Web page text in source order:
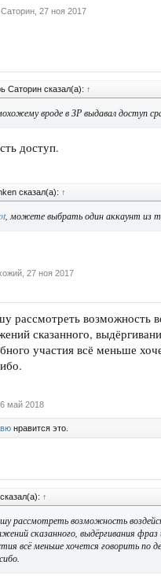
Саторин 27 ноя 2017
Саторин сказал(а): ↑
вроде в ЗР выдавал доступ
доступ.
сказал(а): ↑
, можете выбрать один аккаунт из
27 ноя 2017
рассмотреть возможность
сказанного,
участия всё меньше
май 2018
нравится это.
↑
рассмотреть возможность
сказанного, выдёргивания фраз
всё меньше хочется говорить по